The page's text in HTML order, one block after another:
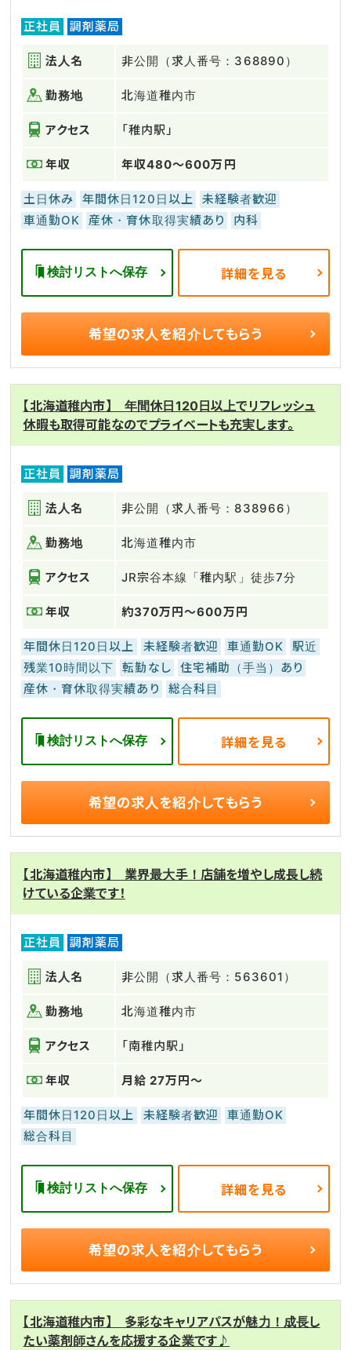
正社員 調剤薬局
法人名 非公開（求人番号：368890）
勤務地 北海道稚内市
アクセス 「稚内駅」
年収 年収480～600万円
土日休み 年間休日120日以上
未経験者歓迎
車通勤OK
産休・育休取得実績あり 内科
検討リストへ保存 詳細を見る
希望の求人を紹介してもらう
【北海道稚内市】 年間休日120日以上でリフレッシュ
休暇も取得可能なのでプライベートも充実します。
正社員 調剤薬局
法人名 非公開（求人番号：838966）
勤務地 北海道稚内市
アクセス JR宗谷本線「稚内駅」徒歩7分
年収 約370万円～600万円
年間休日120日以上 未経験者歓迎 車通勤OK
駅近
残業10時間以下
転勤なし
住宅補助（手当）あり
産休・育休取得実績あり
総合科目
検討リストへ保存 詳細を見る
希望の求人を紹介してもらう
【北海道稚内市】 業界最大手！店舗を増やし成長し続
けている企業です！
正社員 調剤薬局
法人名 非公開（求人番号：563601）
勤務地 北海道稚内市
アクセス 「南稚内駅」
年収 月給 27万円～
年間休日120日以上 未経験者歓迎
車通勤OK
総合科目
検討リストへ保存 詳細を見る
希望の求人を紹介してもらう
【北海道稚内市】 多彩なキャリアパスが魅力！成長し
たい薬剤師さんを応援する企業です♪